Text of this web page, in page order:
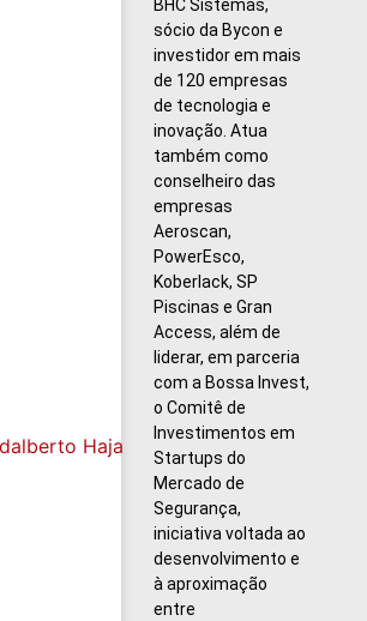
BHC Sistemas,
sócio da Bycon e
investidor em mais
de 120 empresas
de tecnologia e
inovação. Atua
também como
conselheiro das
empresas
Aeroscan,
PowerEsco,
Koberlack, SP
Piscinas e Gran
Access, além de
liderar, em parceria
com a Bossa Invest,
o Comitê de
Investimentos em
Startups do
Mercado de
Segurança,
iniciativa voltada ao
desenvolvimento e
à aproximação
entre